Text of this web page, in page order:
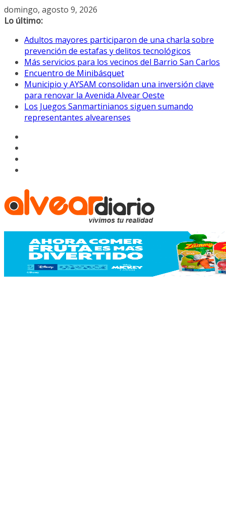
Saltar
al
domingo, agosto 9, 2026
Lo último:
Adultos mayores participaron de una charla sobre
prevención de estafas y delitos tecnológicos
Más servicios para los vecinos del Barrio San Carlos
Encuentro de Minibásquet
Municipio y AYSAM consolidan una inversión clave
para renovar la Avenida Alvear Oeste
Los Juegos Sanmartinianos siguen sumando
representantes alvearenses